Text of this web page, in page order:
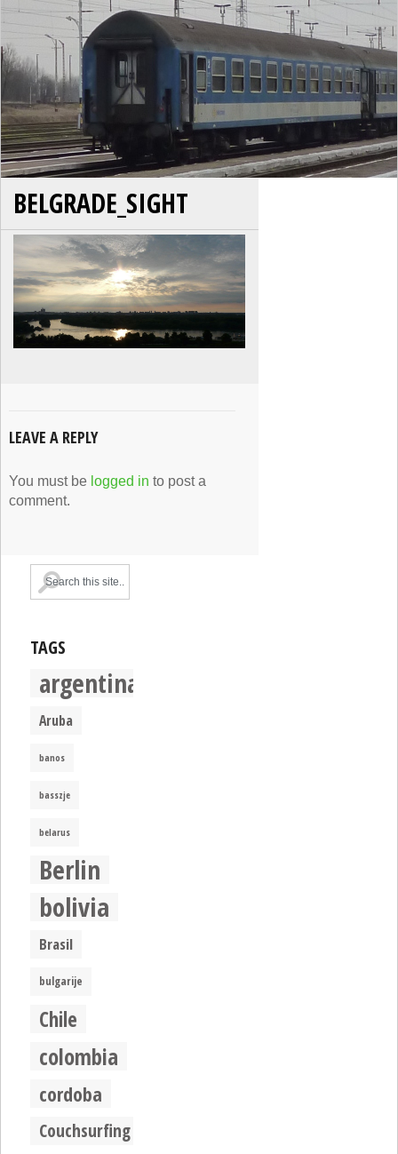
BELGRADE_SIGHT
LEAVE A REPLY
You must be logged in to post a
comment.
TAGS
argentina
Aruba
banos
basszje
belarus
Berlin
bolivia
Brasil
bulgarije
Chile
colombia
cordoba
Couchsurfing